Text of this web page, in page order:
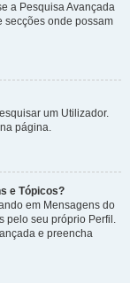
a Pesquisa Avançada
secções onde possam
um Utilizador.
página.
e Tópicos?
em Mensagens do
pelo seu próprio Perfil.
e preencha